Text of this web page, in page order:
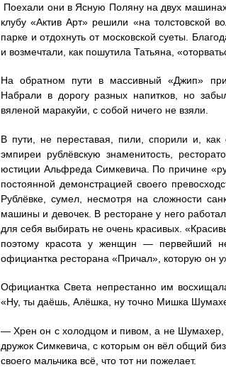
Поехали они в Ясную Поляну на двух
клубу «Актив Арт» решили «на толстовской
парке и отдохнуть от московской суеты.
и возмечтали, как пошутила Татьяна,
На обратном пути в массивный «Джип»
Набрали в дорогу разных напитков, но
вяленой маракуйи, с собой ничего не взяли.
В пути, не переставая, пили, спорили и,
эмпиреи рублёвскую знаменитость,
юстиции Альфреда Симкевича. По причине
постоянной демонстрацией своего
Рублёвке, сумел, несмотря на сложности
машины и девочек. В ресторане у него
для себя выбирать не очень красивых.
поэтому красота у женщин — первейший
официантка ресторана «Причал», которую он
Официантка Света непрестанно им
«Ну, ты даёшь, Алёшка, ну точно Мишка
— Хрен он с холодцом и пивом, а не Шумахер,
дружок Симкевича, с которым он вёл общий
своего мальчика всё, что тот ни пожелает.